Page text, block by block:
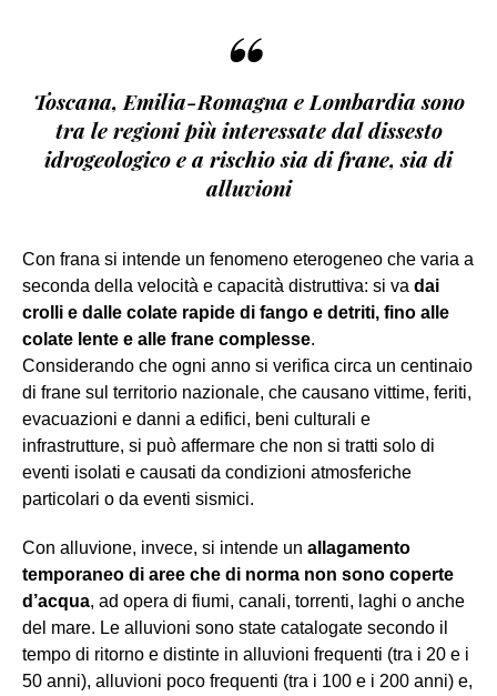
“
Toscana, Emilia-Romagna e Lombardia sono
tra le regioni più interessate dal dissesto
idrogeologico e a rischio sia di frane, sia di
alluvioni
Con frana si intende un fenomeno eterogeneo che varia a
seconda della velocità e capacità distruttiva: si va dai
crolli e dalle colate rapide di fango e detriti, fino alle
colate lente e alle frane complesse.
Considerando che ogni anno si verifica circa un centinaio
di frane sul territorio nazionale, che causano vittime, feriti,
evacuazioni e danni a edifici, beni culturali e
infrastrutture, si può affermare che non si tratti solo di
eventi isolati e causati da condizioni atmosferiche
particolari o da eventi sismici.
Con alluvione, invece, si intende un allagamento
temporaneo di aree che di norma non sono coperte
d’acqua, ad opera di fiumi, canali, torrenti, laghi o anche
del mare. Le alluvioni sono state catalogate secondo il
tempo di ritorno e distinte in alluvioni frequenti (tra i 20 e i
50 anni), alluvioni poco frequenti (tra i 100 e i 200 anni) e,